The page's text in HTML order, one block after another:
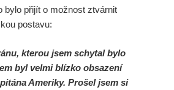
bylo přijít o možnost ztvárnit
postavu:
kterou jsem schytal bylo
byl velmi blízko obsazení
Ameriky. Prošel jsem si